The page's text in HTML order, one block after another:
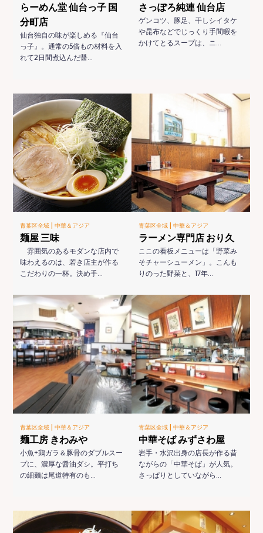
らーめん堂 仙台っ子 国
分町店
仙台独自の味が楽しめる『仙台
っ子』。通常の5倍もの材料を入
れて2日間煮込んだ醤…
さっぽろ純連 仙台店
ゲンコツ、豚足、干しシイタケ
や昆布などでじっくり手間暇を
かけてとるスープは、ニ…
青葉区全域 |中華＆アジア
麺屋 三味
雰囲気のあるモダンな店内で
味わえるのは、若き店主が作る
こだわりの一杯。決め手…
青葉区全域 | 中華＆アジア
ラーメン専門店 おり久
ここの看板メニューは「野菜み
そチャーシューメン」。こんも
りのった野菜と、17年…
青葉区全域 |中華＆アジア
麺工房 きわみや
小魚+鶏ガラ＆豚骨のダブルスー
プに、濃厚な醤油ダシ。平打ち
の細麺は尾道特有のも…
青葉区全域 | 中華＆アジア
中華そば みずさわ屋
岩手・水沢出身の店長が作る昔
ながらの「中華そば」が人気。
さっぱりとしていながら…